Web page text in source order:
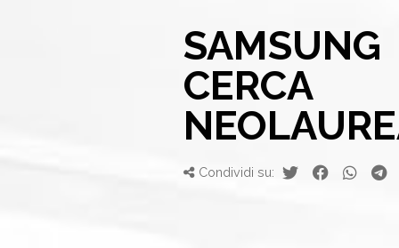
SAMSUNG
CERCA
Condividi su: